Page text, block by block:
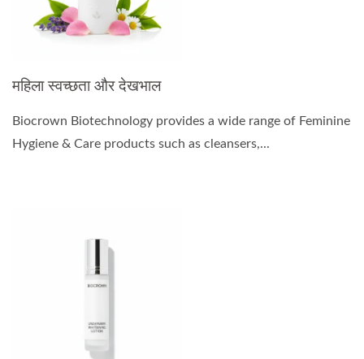
महिला स्वच्छता और देखभाल
Biocrown Biotechnology provides a wide range of Feminine
Hygiene & Care products such as cleansers,...